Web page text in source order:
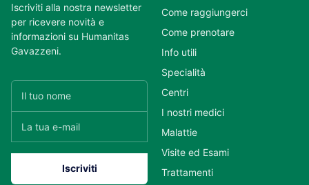
Iscriviti alla nostra newsletter
per ricevere novità e
informazioni su Humanitas
Gavazzeni.
Come raggiungerci
Come prenotare
Info utili
Specialità
Centri
I nostri medici
Malattie
Visite ed Esami
Trattamenti